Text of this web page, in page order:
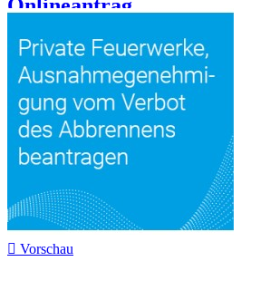
Onlineantrag...
 Vorschau